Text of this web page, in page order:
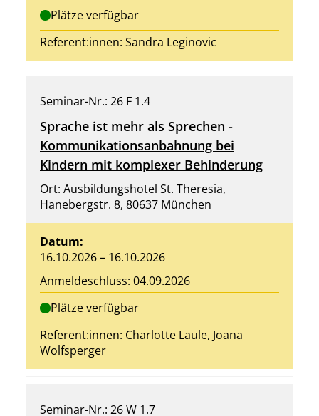
Plätze verfügbar
Referent:innen: Sandra Leginovic
Seminar-Nr.: 26 F 1.4
Sprache ist mehr als Sprechen -
Kommunikationsanbahnung bei
Kindern mit komplexer Behinderung
Ort: Ausbildungshotel St. Theresia,
Hanebergstr. 8, 80637 München
Datum:
16.10.2026 – 16.10.2026
Anmeldeschluss: 04.09.2026
Plätze verfügbar
Referent:innen: Charlotte Laule, Joana
Wolfsperger
Seminar-Nr.: 26 W 1.7